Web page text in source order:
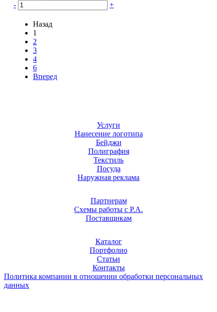
-
+
Назад
1
2
3
4
6
Вперед
Услуги
Нанесение логотипа
Бейджи
Полиграфия
Текстиль
Посуда
Наружная реклама
Партнерам
Схемы работы с Р.А.
Поставщикам
Каталог
Портфолио
Статьи
Контакты
Политика компании в отношении обработки персональных
данных